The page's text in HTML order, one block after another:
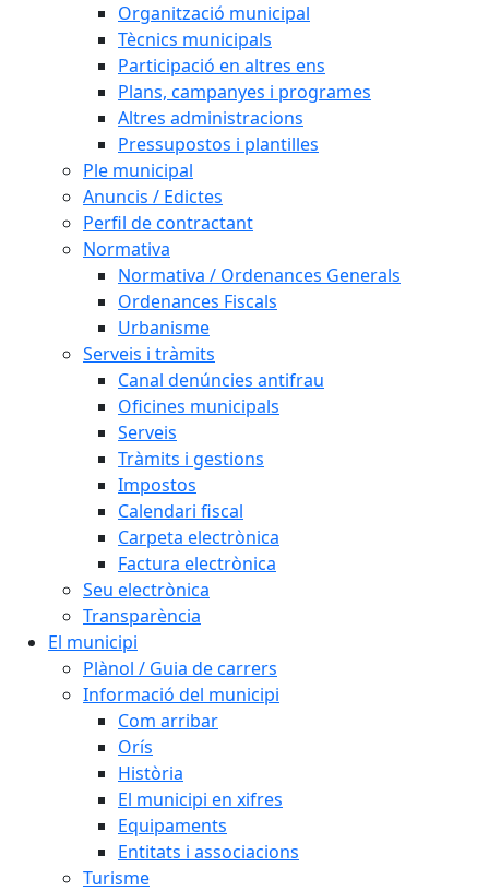
Organització municipal
Tècnics municipals
Participació en altres ens
Plans, campanyes i programes
Altres administracions
Pressupostos i plantilles
Ple municipal
Anuncis / Edictes
Perfil de contractant
Normativa
Normativa / Ordenances Generals
Ordenances Fiscals
Urbanisme
Serveis i tràmits
Canal denúncies antifrau
Oficines municipals
Serveis
Tràmits i gestions
Impostos
Calendari fiscal
Carpeta electrònica
Factura electrònica
Seu electrònica
Transparència
El municipi
Plànol / Guia de carrers
Informació del municipi
Com arribar
Orís
Història
El municipi en xifres
Equipaments
Entitats i associacions
Turisme